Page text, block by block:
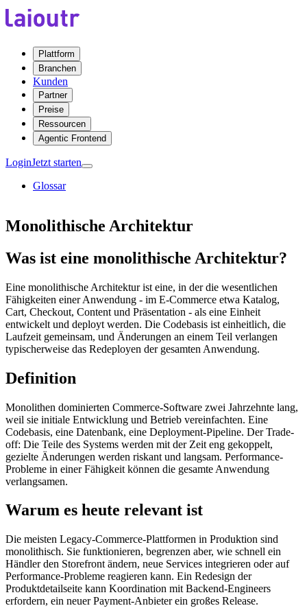
Plattform
Branchen
Kunden
Partner
Preise
Ressourcen
Agentic Frontend
LoginJetzt starten
Glossar
Monolithische Architektur
Was ist eine monolithische Architektur?
Eine monolithische Architektur ist eine, in der die wesentlichen
Fähigkeiten einer Anwendung - im E-Commerce etwa Katalog,
Cart, Checkout, Content und Präsentation - als eine Einheit
entwickelt und deployt werden. Die Codebasis ist einheitlich, die
Laufzeit gemeinsam, und Änderungen an einem Teil verlangen
typischerweise das Redeployen der gesamten Anwendung.
Definition
Monolithen dominierten Commerce-Software zwei Jahrzehnte lang,
weil sie initiale Entwicklung und Betrieb vereinfachten. Eine
Codebasis, eine Datenbank, eine Deployment-Pipeline. Der Trade-
off: Die Teile des Systems werden mit der Zeit eng gekoppelt,
gezielte Änderungen werden riskant und langsam. Performance-
Probleme in einer Fähigkeit können die gesamte Anwendung
verlangsamen.
Warum es heute relevant ist
Die meisten Legacy-Commerce-Plattformen in Produktion sind
monolithisch. Sie funktionieren, begrenzen aber, wie schnell ein
Händler den Storefront ändern, neue Services integrieren oder auf
Performance-Probleme reagieren kann. Ein Redesign der
Produktdetailseite kann Koordination mit Backend-Engineers
erfordern, ein neuer Payment-Anbieter ein großes Release.